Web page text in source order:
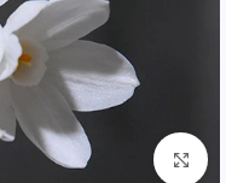
بزرگنمایی تصویر